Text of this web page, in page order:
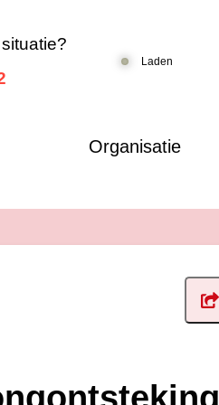
Laden
Organisatie